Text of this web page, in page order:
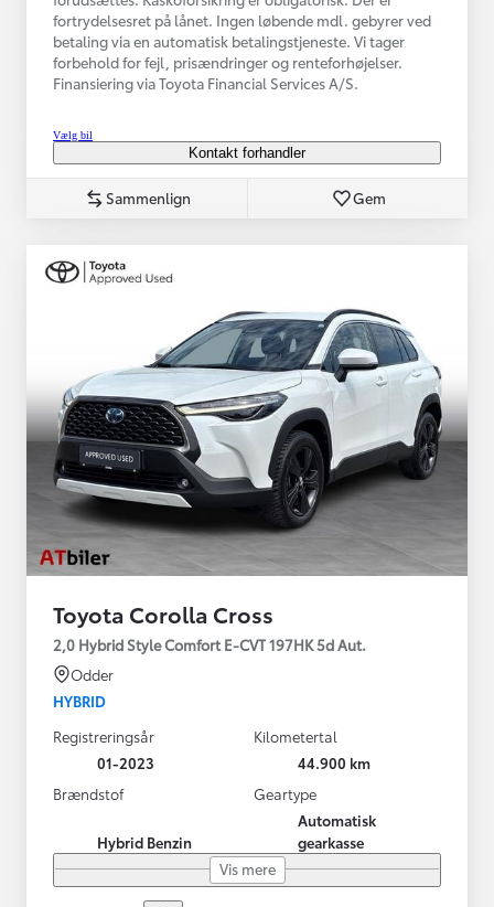
fortrydelsesret på lånet. Ingen løbende mdl. gebyrer ved
betaling via en automatisk betalingstjeneste. Vi tager
forbehold for fejl, prisændringer og renteforhøjelser.
Finansiering via Toyota Financial Services A/S.
Vælg bil
Kontakt forhandler
Sammenlign Gem
Toyota Corolla Cross
2,0 Hybrid Style Comfort E-CVT 197HK 5d Aut.
Odder
HYBRID
Registreringsår
01-2023
Kilometertal
44.900 km
Brændstof
Hybrid Benzin
Geartype
Automatisk
gearkasse
Vis mere